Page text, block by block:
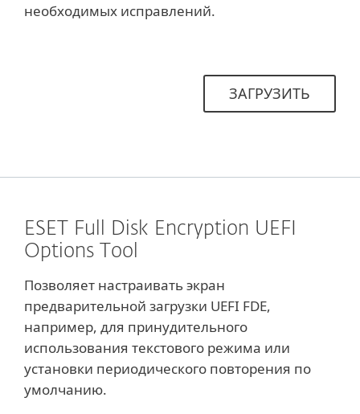
необходимых исправлений.
ЗАГРУЗИТЬ
ESET Full Disk Encryption UEFI
Options Tool
Позволяет настраивать экран
предварительной загрузки UEFI FDE,
например, для принудительного
использования текстового режима или
установки периодического повторения по
умолчанию.